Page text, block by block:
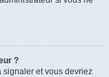
?
signaler et vous devriez